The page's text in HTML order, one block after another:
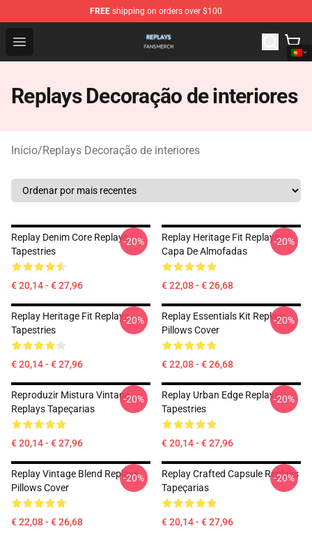
FREE shipping on orders over $100
Open menu
Replays Shop - Official Replays Merchandise Store
Replays Decoração de interiores
Início/Replays Decoração de interiores
Replay Denim Core Replays
Tapestries
€ 20,14 - € 27,96
-20%
Replay Heritage Fit Replays
Capa De Almofadas
€ 22,08 - € 26,68
-20%
Replay Heritage Fit Replays
Tapestries
€ 20,14 - € 27,96
-20%
Replay Essentials Kit Replays
Pillows Cover
€ 22,08 - € 26,68
-20%
Reproduzir Mistura Vintage
Replays Tapeçarias
€ 20,14 - € 27,96
-20%
Replay Urban Edge Replays
Tapestries
€ 20,14 - € 27,96
-20%
Replay Vintage Blend Replays
Pillows Cover
€ 22,08 - € 26,68
-20%
Replay Crafted Capsule Replays
Tapeçarias
€ 20,14 - € 27,96
-20%